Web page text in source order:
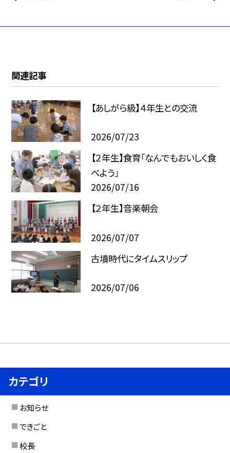
関連記事
【あしがら級】４年生との交流
2026/07/23
【２年生】食育「なんでもおいしく食
べよう」
2026/07/16
【２年生】音楽朝会
2026/07/07
古墳時代にタイムスリップ
2026/07/06
カテゴリ
お知らせ
できごと
校長